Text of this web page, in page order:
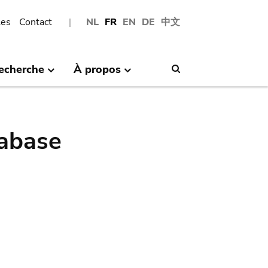
NL FR EN DE 中文
Contact
À propos